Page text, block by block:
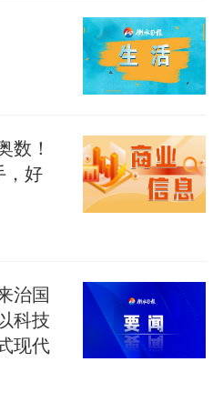
下了功夫，这份默默
，大家为他鼓掌！”
清晰看到，小枫低垂
先是错愕，随即泛起
是被认可、被重视后
坐得笔直，目光紧紧
人。
的绝佳契机。下课
有训斥，没有说教，
数！
，好
治国
科技
现代